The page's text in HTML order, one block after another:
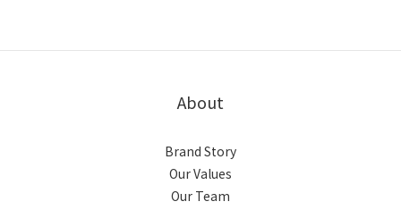
About
Brand Story
Our Values
Our Team